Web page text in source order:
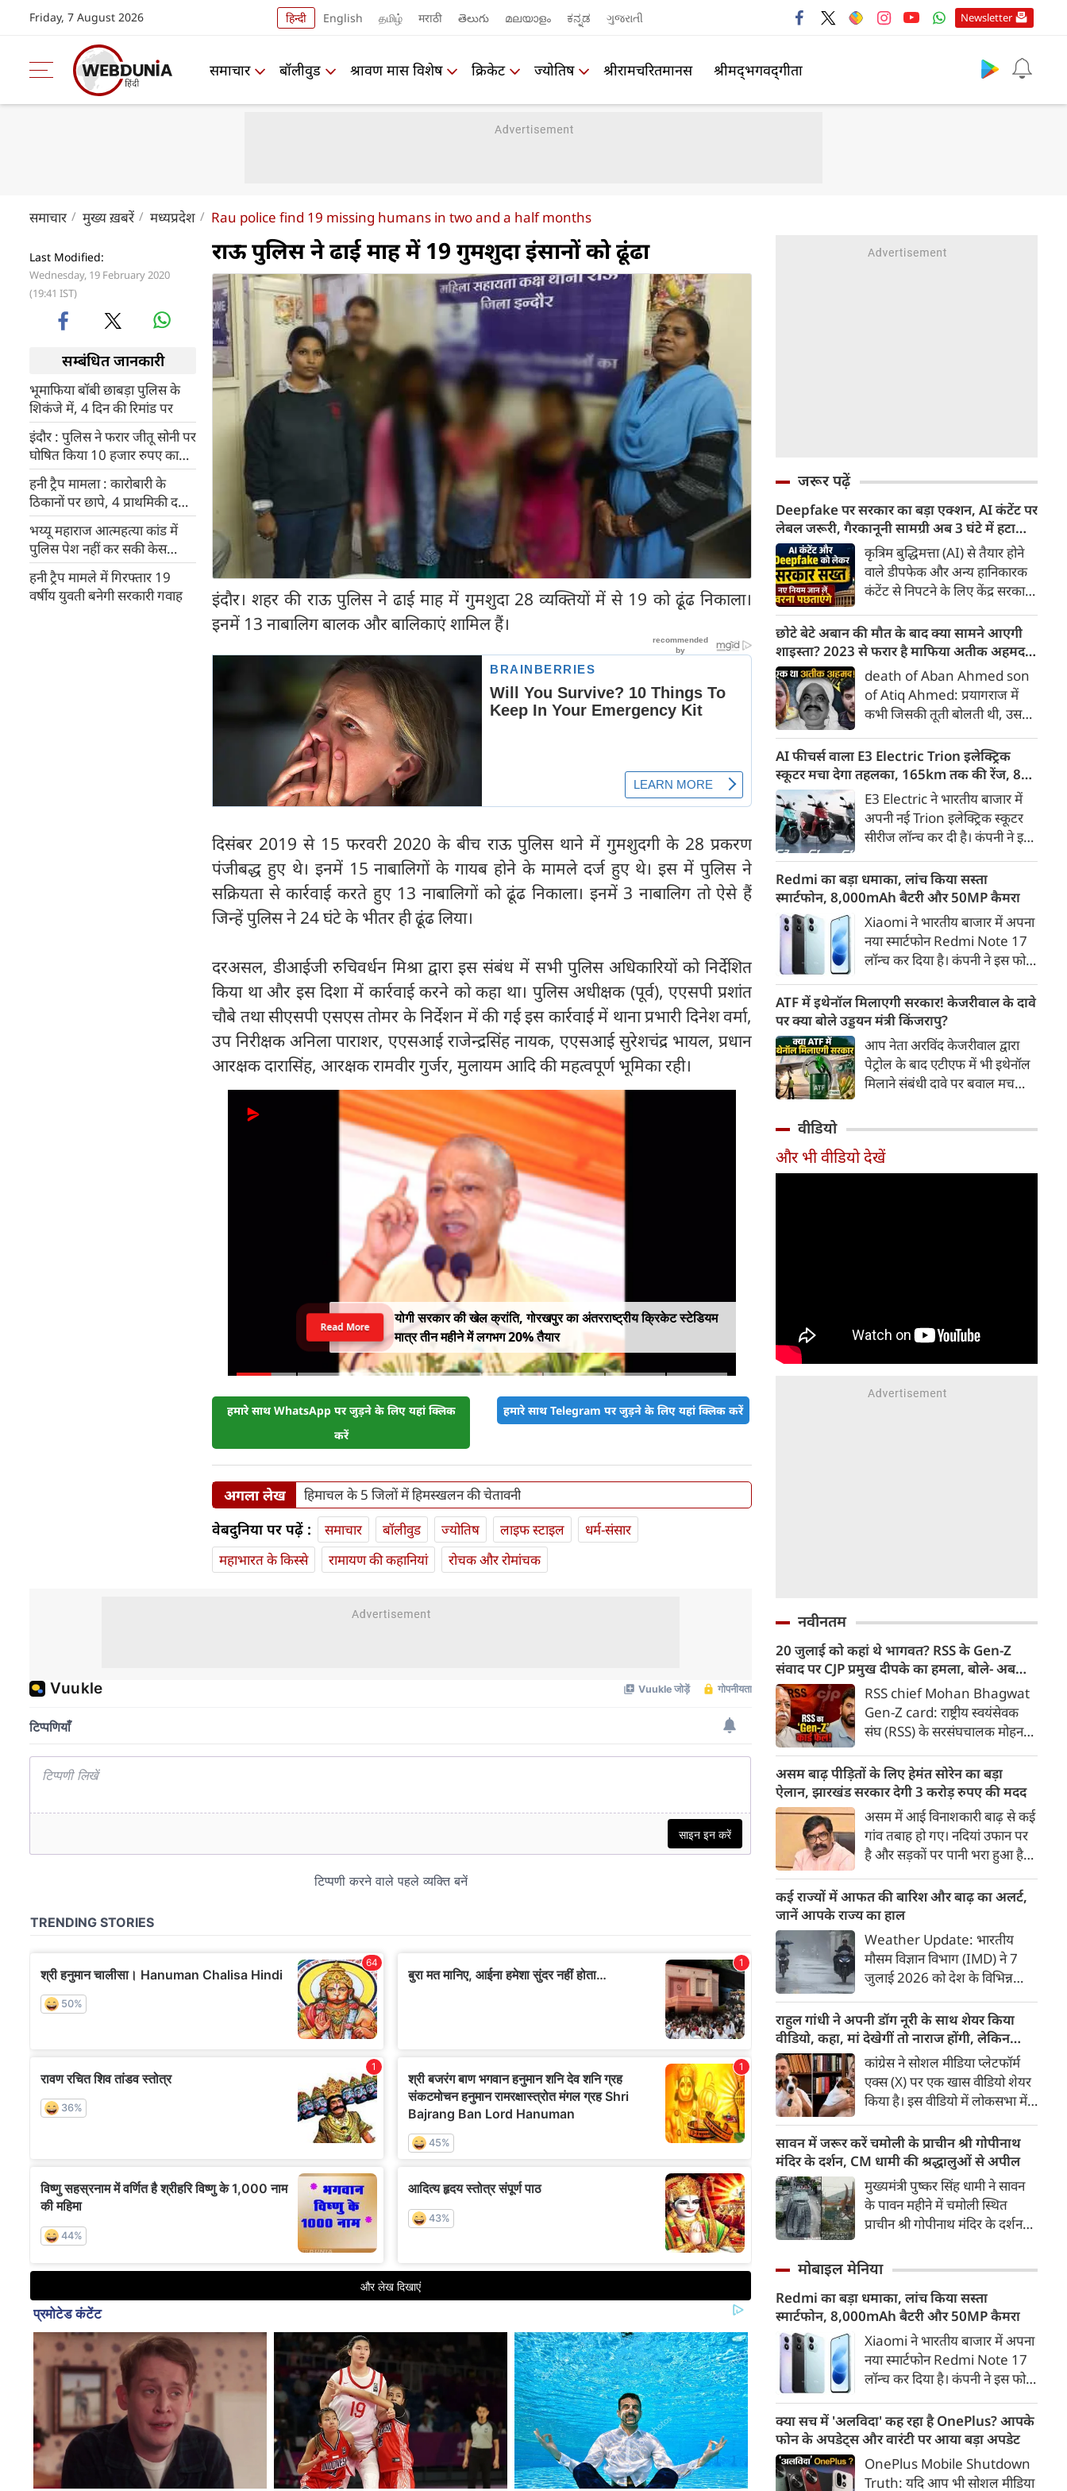
Friday, 7 August 2026 हिन्दी English தமிழ் मराठी తెలుగు മലയാളം ಕನ್ನಡ ગુજરાતી Newsletter
समाचार बॉलीवुड श्रावण मास विशेष क्रिकेट ज्योतिष श्रीरामचरितमानस श्रीमद्‍भगवद्‍गीता
समाचार मुख्य ख़बरें मध्यप्रदेश Rau police find 19 missing humans in two and a half months
Last Modified:
Wednesday, 19 February 2020
(19:41 IST)
सम्बंधित जानकारी
भूमाफिया बॉबी छाबड़ा पुलिस के
शिकंजे में, 4 दिन की रिमांड पर
इंदौर : पुलिस ने फरार जीतू सोनी पर
घोषित किया 10 हजार रुपए का
इनाम
हनी ट्रैप मामला : कारोबारी के
ठिकानों पर छापे, 4 प्राथमिकी दर्ज,
1 गिरफ्तार
भय्यू महाराज आत्महत्या कांड में
पुलिस पेश नहीं कर सकी केस
डायरी
हनी ट्रैप मामले में गिरफ्तार 19
वर्षीय युवती बनेगी सरकारी गवाह
राऊ पुलिस ने ढाई माह में 19 गुमशुदा इंसानों को ढूंढा
इंदौर। शहर की ‍राऊ पुलिस ने ढाई माह में गुमशुदा 28 व्यक्तियों में से 19 को ढूंढ निकाला।
इनमें 13 नाबालिग बालक और बालिकाएं शामिल हैं।
दिसंबर 2019 से 15 फरवरी 2020 के बीच राऊ पुलिस थाने में गुमशुदगी के 28 प्रकरण
पंजीबद्ध हुए थे। इनमें 15 नाबालिगों के गायब होने के मामले दर्ज हुए थे। इस में पुलिस ने
सक्रियता से कार्रवाई करते हुए 13 नाबालिगों को ढूंढ निकाला। इनमें 3 नाबालिग तो ऐसे हैं
जिन्हें पुलिस ने 24 घंटे के भीतर ही ढूंढ लिया।
दरअसल, डीआईजी रुचिवर्धन मिश्रा द्वारा इस संबंध में सभी पुलिस अधिकारियों को निर्देशित
किया था और इस दिशा में कार्रवाई करने को कहा था। पुलिस अधीक्षक (पूर्व), एएसपी प्रशांत
चौबे तथा सीएसपी एसएस तोमर के निर्देशन में की गई इस कार्रवाई में थाना प्रभारी दिनेश वर्मा,
उप निरीक्षक अनिला पाराशर, एएसआई राजेन्द्रसिंह नायक, एएसआई सुरेशचंद्र भायल, प्रधान
आरक्षक दारासिंह, आरक्षक रामवीर गुर्जर, मुलायम आदि की महत्वपूर्ण भूमिका रही।
योगी सरकार की खेल क्रांति, गोरखपुर का अंतरराष्ट्रीय क्रिकेट स्टेडियम
मात्र तीन महीने में लगभग 20% तैयार
Read More
हमारे साथ WhatsApp पर जुड़ने के लिए यहां क्लिक
करें
हमारे साथ Telegram पर जुड़ने के लिए यहां क्लिक करें
अगला लेख हिमाचल के 5 जिलों में हिमस्खलन की चेतावनी
वेबदुनिया पर पढ़ें : समाचार बॉलीवुड ज्योतिष लाइफ स्‍टाइल
धर्म-संसार
महाभारत के किस्से
रामायण की कहानियां रोचक और रोमांचक
जरूर पढ़ें
Deepfake पर सरकार का बड़ा एक्शन, AI कंटेंट पर
लेबल जरूरी, गैरकानूनी सामग्री अब 3 घंटे में हटानी
होगी, नए नियम जान लें वरना पछताएंगे
कृत्रिम बुद्धिमत्ता (AI) से तैयार होने
वाले डीपफेक और अन्य हानिकारक
कंटेंट से निपटने के लिए केंद्र सरकार
किया है। सरकार ने AI से तैयार कंटेंट
पर स्पष्ट लेबल और पहचान योग्य
मेटाडेटा उपलब्ध कराना अनिवार्य
किया है। साथ ही, सरकारी या
न्यायालय के आदेश के आधार पर
गैरकानूनी जानकारी हटाने की
समयसीमा 36 घंटे से घटाकर 3 घंटे
कर दी गई है।
छोटे बेटे अबान की मौत के बाद क्या सामने आएगी
शाइस्ता? 2023 से फरार है माफिया अतीक अहमद
की पत्नी
death of Aban Ahmed son
of Atiq Ahmed: प्रयागराज में
कभी जिसकी तूती बोलती थी, उस
अहमद के कुनबे पर कानून और
किस्मत की दोहरी मार पड़ रही है।
जिस झांसी जिले में अप्रैल 2023 में
अतीक के एनकाउंटर में मारे गए बेटे
असद की सांसें थमी थीं, उसी झांसी में
अब उसके छोटे बेटे अबान की भीषण
सड़क दुर्घटना में जान चली गई है।
AI फीचर्स वाला E3 Electric Trion इलेक्ट्रिक
स्कूटर मचा देगा तहलका, 165km तक की रेंज, 8
साल की बैटरी वारंटी, कीमत जानेंगे तो हो जाएंगे
हैरान
E3 Electric ने भारतीय बाजार में
अपनी नई Trion इलेक्ट्रिक स्कूटर
सीरीज लॉन्च कर दी है। कंपनी ने इसे
पेश किया है। Trion की शुरुआती
कीमत 99,999 रुपए (एक्स-शोरूम,
बेंगलुरु) रखी गई है। फिलहाल इसकी
बुकिंग बेंगलुरु के ग्राहकों के लिए
कंपनी की आधिकारिक वेबसाइट के
जरिए शुरू की गई है। आने वाले समय
में इसे दूसरे शहरों में भी उपलब्ध
कराया जाएगा।
Redmi का बड़ा धमाका, लांच किया सस्ता
स्मार्टफोन, 8,000mAh बैटरी और 50MP कैमरा
Xiaomi ने भारतीय बाजार में अपना
नया स्मार्टफोन Redmi Note 17
लॉन्च कर दिया है। कंपनी ने इस फोन
डिस्प्ले, 8,000mAh की बड़ी बैटरी
और Qualcomm Snapdragon
चिपसेट के साथ पेश किया है। फोन में
50MP का मेन कैमरा दिया गया है।
इसके अलावा Redmi Note 17 में
Corning Gorilla Glass 7i
चेसिस जैसे फीचर्स मिलते हैं।
ATF में इथेनॉल मिलाएगी सरकार! केजरीवाल के दावे
पर क्या बोले उड्डयन मंत्री किंजरापु?
आप नेता अरविंद केजरीवाल द्वारा
पेट्रोल के बाद एटीएफ में भी इथेनॉल
मिलाने संबंधी दावे पर बवाल मच
इथेनॉल मिलाने की कोई योजना नहीं
है।
वीडियो
और भी वीडियो देखें
नवीनतम
20 जुलाई को कहां थे भागवत? RSS के Gen-Z
संवाद पर CJP प्रमुख दीपके का हमला, बोले- अब
बहुत देर हो गई!
RSS chief Mohan Bhagwat
Gen-Z card: राष्ट्रीय स्वयंसेवक
संघ (RSS) के सरसंघचालक मोहन
के युवाओं के साथ संवाद की पहल पर
सेंटर फॉर जस्टिस एंड पीस (CJP) के
राष्ट्रीय संयोजक अभिजीत दीपके ने
कड़ा प्रहार किया है।
असम बाढ़ पीड़ितों के लिए हेमंत सोरेन का बड़ा
ऐलान, झारखंड सरकार देगी 3 करोड़ रुपए की मदद
असम में आई विनाशकारी बाढ़ से कई
गांव तबाह हो गए। नदियां उफान पर
है और सड़कों पर पानी भरा हुआ है।
लोगों की जान जा चुकी है। इस बीच
झारखंड के मुख्‍यमंत्री हेमंत सोरेन ने
असम के बाढ़ पीड़ितों की सहायता के
लिए 3 करोड़ रुपए देने की घोषणा
की।
कई राज्यों में आफत की बारिश और बाढ़ का अलर्ट,
जानें आपके राज्य का हाल
Weather Update: भारतीय
मौसम विज्ञान विभाग (IMD) ने 7
जुलाई 2026 को देश के विभिन्न
होने और कई हिस्सों में मूसलाधार
बारिश, जलभराव व बाढ़ जैसी स्थिति
को लेकर चेतावनी जारी की है।
पश्चिम भारत के तटीय इलाकों से
लेकर उत्तर भारत के मैदानी व पहाड़ी
क्षेत्रों में अगले 24 से 48 घंटों के
दौरान भारी से अत्यधिक भारी बारिश
का अलर्ट दिया गया है।
राहुल गांधी ने अपनी डॉग नूरी के साथ शेयर किया
वीडियो, कहा, मां देखेगीं तो नाराज होंगी, लेकिन
मैनेज कर लेंगे
कांग्रेस ने सोशल मीडिया प्लेटफॉर्म
एक्स (X) पर एक खास वीडियो शेयर
किया है। इस वीडियो में लोकसभा में
सोनिया गांधी के पालतू डॉगी नूरी के
साथ समय बिताते हुए दिखाई दे रहे
हैं। वीडियो के जरिए कांग्रेस ने लोगों से
बेजुबान जानवरों के प्रति प्यार,
सम्मान और दया का भाव रखने की
अपील की है
सावन में जरूर करें चमोली के प्राचीन श्री गोपीनाथ
मंदिर के दर्शन, CM धामी की श्रद्धालुओं से अपील
मुख्यमंत्री पुष्कर सिंह धामी ने सावन
के पावन महीने में चमोली स्थित
प्राचीन श्री गोपीनाथ मंदिर के दर्शन
का इतिहास, वास्तुकला, धार्मिक
मोबाइल मेनिया
Redmi का बड़ा धमाका, लांच किया सस्ता
स्मार्टफोन, 8,000mAh बैटरी और 50MP कैमरा
Xiaomi ने भारतीय बाजार में अपना
नया स्मार्टफोन Redmi Note 17
लॉन्च कर दिया है। कंपनी ने इस फोन
डिस्प्ले, 8,000mAh की बड़ी बैटरी
और Qualcomm Snapdragon
चिपसेट के साथ पेश किया है। फोन में
50MP का मेन कैमरा दिया गया है।
क्या सच में 'अलविदा' कह रहा है OnePlus? आपके
फोन के अपडेट्स और वारंटी पर आया बड़ा अपडेट
OnePlus Mobile Shutdown
Truth: यदि आप भी सोशल मीडिया